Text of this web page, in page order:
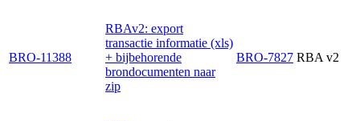
BRO-11388
RBAv2: export
transactie informatie (xls)
+ bijbehorende
brondocumenten naar
zip
BRO-7827 RBA v2